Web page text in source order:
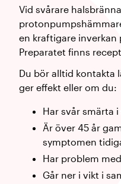
Vid svårare
en kraftigare
Preparatet finns
Du bör alltid kontakta
ger effekt eller om du:
Har svår smärta
Är över 45 år
symptomen
Har problem
Går ner i vikt i